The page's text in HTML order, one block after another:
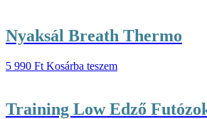
Nyaksál Breath Thermo
5 990 Ft Kosárba teszem
Training Low Edző